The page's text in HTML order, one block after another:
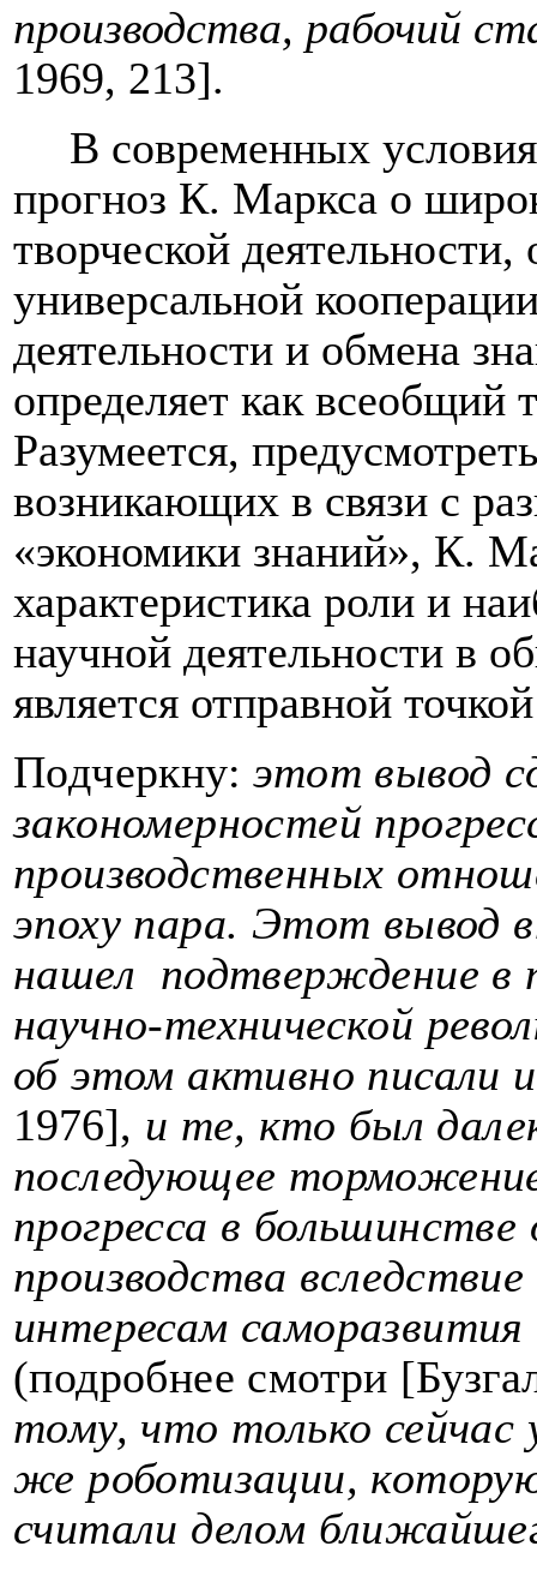
производства, рабочий
1969, 213].
В современных
прогноз К. Маркса о
творческой
универсальной
деятельности и обмена
определяет как
Разумеется,
возникающих в связи с
«экономики знаний», К.
характеристика роли и
научной деятельности в
является отправной
Подчеркну:этот вывод
закономерностей
производственных
эпоху пара. Этот вывод
нашел подтверждение в
научно-технической
об этом активно писали
1976], и те, кто был
последующее
прогресса в
производства
интересам
(подробнее смотри
тому, что только сейчас
же роботизации,
считали делом